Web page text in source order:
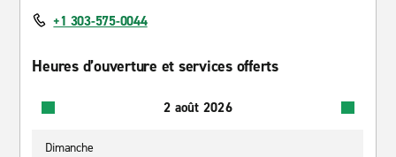
+1 303-575-0044
Heures d’ouverture et services offerts
2 août 2026
Dimanche